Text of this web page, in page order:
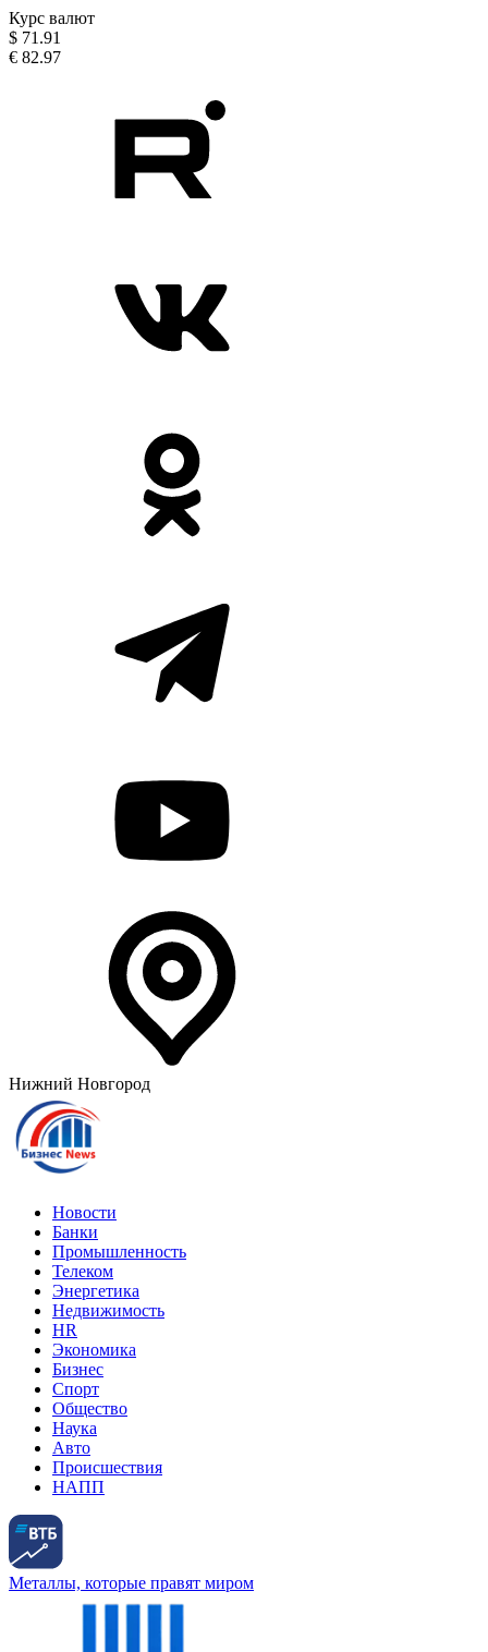
Курс валют
$ 71.91
€ 82.97
Нижний Новгород
Новости
Банки
Промышленность
Телеком
Энергетика
Недвижимость
HR
Экономика
Бизнес
Спорт
Общество
Наука
Авто
Происшествия
НАПП
Металлы, которые правят миром